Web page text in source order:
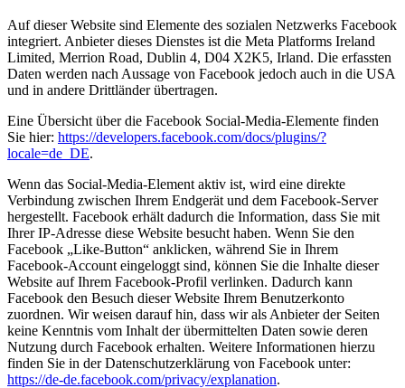
Auf dieser Website sind Elemente des sozialen Netzwerks Facebook
integriert. Anbieter dieses Dienstes ist die Meta Platforms Ireland
Limited, Merrion Road, Dublin 4, D04 X2K5, Irland. Die erfassten
Daten werden nach Aussage von Facebook jedoch auch in die USA
und in andere Drittländer übertragen.
Eine Übersicht über die Facebook Social-Media-Elemente finden
Sie hier: https://developers.facebook.com/docs/plugins/?
locale=de_DE.
Wenn das Social-Media-Element aktiv ist, wird eine direkte
Verbindung zwischen Ihrem Endgerät und dem Facebook-Server
hergestellt. Facebook erhält dadurch die Information, dass Sie mit
Ihrer IP-Adresse diese Website besucht haben. Wenn Sie den
Facebook „Like-Button“ anklicken, während Sie in Ihrem
Facebook-Account eingeloggt sind, können Sie die Inhalte dieser
Website auf Ihrem Facebook-Profil verlinken. Dadurch kann
Facebook den Besuch dieser Website Ihrem Benutzerkonto
zuordnen. Wir weisen darauf hin, dass wir als Anbieter der Seiten
keine Kenntnis vom Inhalt der übermittelten Daten sowie deren
Nutzung durch Facebook erhalten. Weitere Informationen hierzu
finden Sie in der Datenschutzerklärung von Facebook unter:
https://de-de.facebook.com/privacy/explanation.